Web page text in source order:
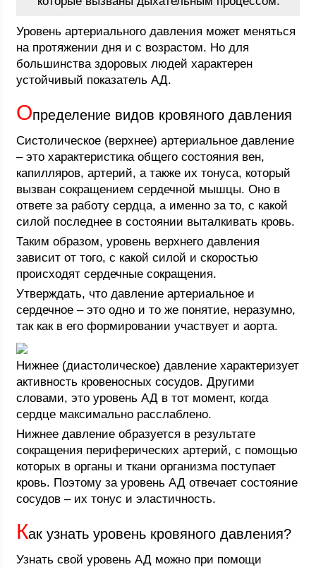
Уровень артериального давления может меняться
на протяжении дня и с возрастом. Но для
большинства здоровых людей характерен
устойчивый показатель АД.
Определение видов кровяного давления
Систолическое (верхнее) артериальное давление
– это характеристика общего состояния вен,
капилляров, артерий, а также их тонуса, который
вызван сокращением сердечной мышцы. Оно в
ответе за работу сердца, а именно за то, с какой
силой последнее в состоянии выталкивать кровь.
Таким образом, уровень верхнего давления
зависит от того, с какой силой и скоростью
происходят сердечные сокращения.
Утверждать, что давление артериальное и
сердечное – это одно и то же понятие, неразумно,
так как в его формировании участвует и аорта.
Нижнее (диастолическое) давление характеризует
активность кровеносных сосудов. Другими
словами, это уровень АД в тот момент, когда
сердце максимально расслаблено.
Нижнее давление образуется в результате
сокращения периферических артерий, с помощью
которых в органы и ткани организма поступает
кровь. Поэтому за уровень АД отвечает состояние
сосудов – их тонус и эластичность.
Как узнать уровень кровяного давления?
Узнать свой уровень АД можно при помощи